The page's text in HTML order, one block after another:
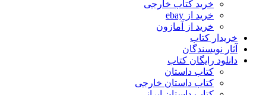
خرید کتاب خارجی
خرید از ebay
خرید از آمازون
خریدار کتاب
آثار نویسندگان
دانلود رایگان کتاب
کتاب داستان
کتاب داستان خارجی